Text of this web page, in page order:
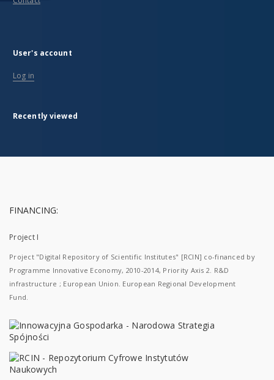
User's account
Log in
Recently viewed
FINANCING:
Project I
Project "Digital Repository of Scientific Institutes" [RCIN] co-financed by
Programme Innovative Economy, 2010-2014, Priority Axis 2. R&D
infrastructure ; European Union. European Regional Development
Fund.